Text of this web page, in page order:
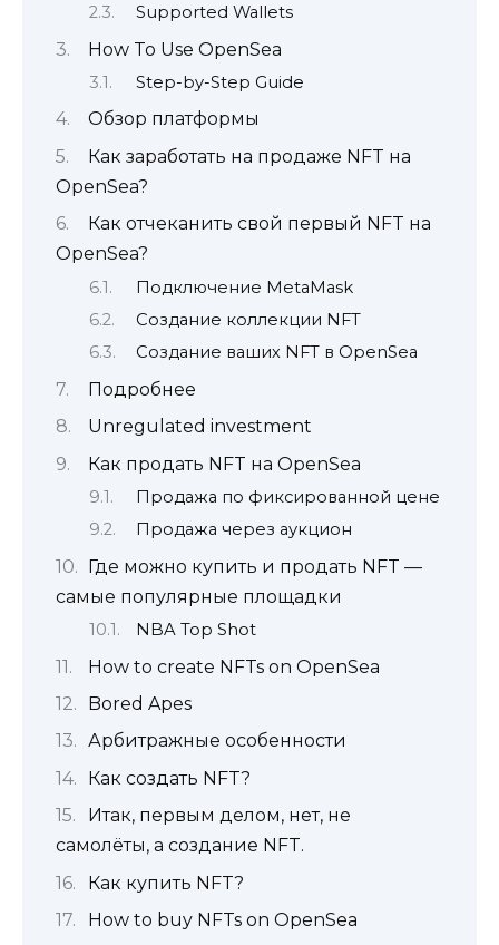
Supported Wallets
How To Use OpenSea
Step-by-Step Guide
Обзор платформы
Как заработать на продаже NFT на
OpenSea?
Как отчеканить свой первый NFT на
OpenSea?
Подключение MetaMask
Создание коллекции NFT
Создание ваших NFT в OpenSea
Подробнее
Unregulated investment
Как продать NFT на OpenSea
Продажа по фиксированной цене
Продажа через аукцион
Где можно купить и продать NFT —
самые популярные площадки
NBA Top Shot
How to create NFTs on OpenSea
Bored Apes
Арбитражные особенности
Как создать NFT?
Итак, первым делом, нет, не
самолёты, а создание NFT.
Как купить NFT?
How to buy NFTs on OpenSea